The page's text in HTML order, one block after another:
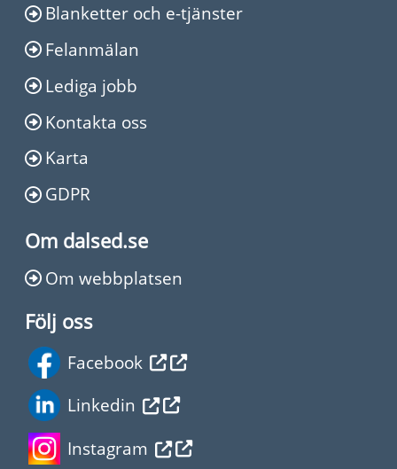
Blanketter och e-tjänster
Felanmälan
Lediga jobb
Kontakta oss
Karta
GDPR
Om dalsed.se
Om webbplatsen
Följ oss
Facebook
Linkedin
Instagram